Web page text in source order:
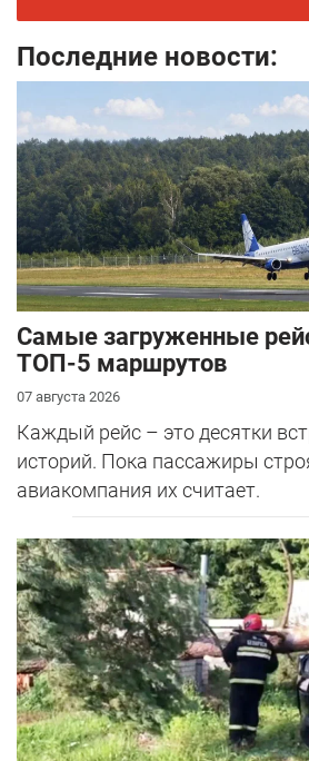
Последние новости:
Самые загруженные
ТОП-5 маршрутов
07 августа 2026
Каждый рейс – это десятки
историй. Пока пассажиры
авиакомпания их считает.